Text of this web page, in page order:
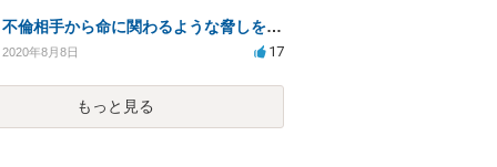
不倫相手から命に関わるような脅しを受け、恐怖から精神的にまいっています。
2020年8月8日 17
もっと見る